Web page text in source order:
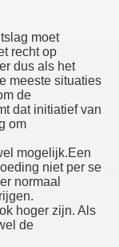
moet
recht op
dus als het
meeste situaties
de
dat initiatief van
om
mogelijk.Een
niet per se
normaal
hoger zijn. Als
de